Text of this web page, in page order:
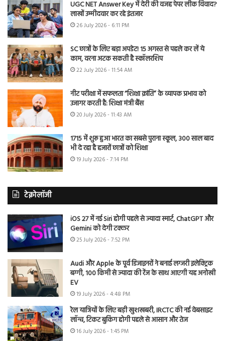
UGC NET Answer Key में देरी की वजह पेपर लीक विवाद?
लाखों उम्मीदवार कर रहे इंतजार
26 July 2026 - 6:11 PM
SC छात्रों के लिए बड़ा अपडेट! 15 अगस्त से पहले कर लें ये
काम, वरना अटक सकती है स्कॉलरशिप
22 July 2026 - 11:54 AM
नीट परीक्षा में सफलता “शिक्षा क्रांति” के व्यापक प्रभाव को
उजागर करती है: शिक्षा मंत्री बैंस
20 July 2026 - 11:43 AM
1715 में शुरू हुआ भारत का सबसे पुराना स्कूल, 300 साल बाद
भी दे रहा है हजारों छात्रों को शिक्षा
19 July 2026 - 7:14 PM
टेक्नोलॉजी
iOS 27 में नई Siri होगी पहले से ज्यादा स्मार्ट, ChatGPT और
Gemini को देगी टक्कर
25 July 2026 - 7:52 PM
Audi और Apple के पूर्व डिजाइनरों ने बनाई लग्जरी इलेक्ट्रिक
बग्गी, 100 किमी से ज्यादा की रेंज के साथ आएगी यह अनोखी
EV
19 July 2026 - 4:48 PM
रेल यात्रियों के लिए बड़ी खुशखबरी, IRCTC की नई वेबसाइट
लॉन्च, टिकट बुकिंग होगी पहले से आसान और तेज
16 July 2026 - 1:45 PM